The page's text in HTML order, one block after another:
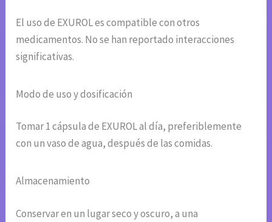
El uso de EXUROL es compatible con otros
medicamentos. No se han reportado interacciones
significativas.
Modo de uso y dosificación
Tomar 1 cápsula de EXUROL al día, preferiblemente
con un vaso de agua, después de las comidas.
Almacenamiento
Conservar en un lugar seco y oscuro, a una